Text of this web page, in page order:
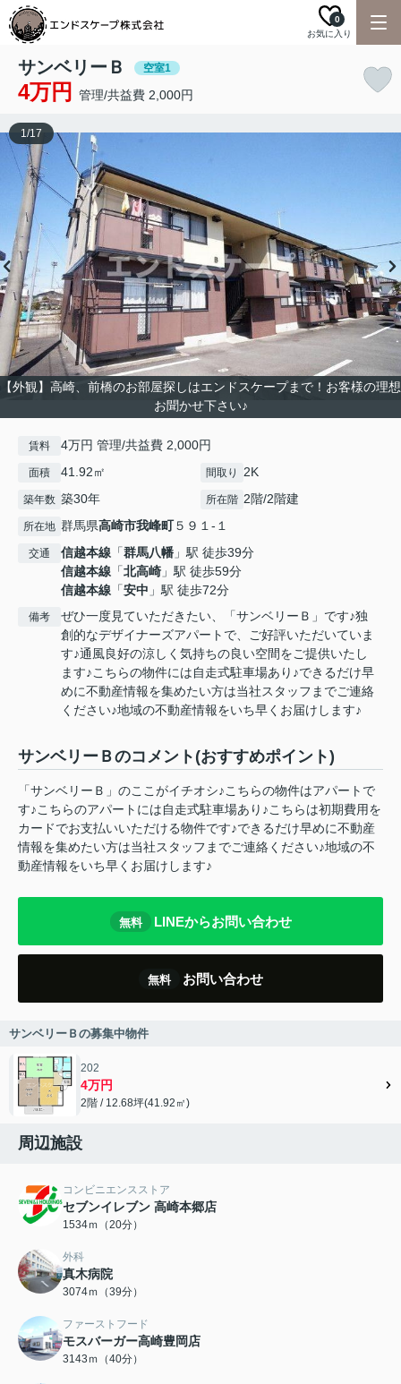
お気に入り
0
サンベリーＢ 空室1
4万円 管理/共益費 2,000円
【外観】高崎、前橋のお部屋探しはエンドスケープまで！お客様の理想
お聞かせ下さい♪
1/17
賃料 4万円 管理/共益費 2,000円
面積 41.92㎡ 間取り 2K
築年数 築30年 所在階 2階/2階建
所在地 群馬県高崎市我峰町５９１-１
交通 信越本線 「群馬八幡 」駅 徒歩39分
信越本線 「北高崎 」駅 徒歩59分
信越本線 「安中 」駅 徒歩72分
備考
ぜひ一度見ていただきたい、「サンベリーＢ」です♪独
創的なデザイナーズアパートで、ご好評いただいていま
す♪通風良好の涼しく気持ちの良い空間をご提供いたし
ます♪こちらの物件には自走式駐車場あり♪できるだけ早
めに不動産情報を集めたい方は当社スタッフまでご連絡
ください♪地域の不動産情報をいち早くお届けします♪
サンベリーＢのコメント(おすすめポイント)
「サンベリーＢ」のここがイチオシ♪こちらの物件はアパートで
す♪こちらのアパートには自走式駐車場あり♪こちらは初期費用を
カードでお支払いいただける物件です♪できるだけ早めに不動産
情報を集めたい方は当社スタッフまでご連絡ください♪地域の不
動産情報をいち早くお届けします♪
無料 LINEからお問い合わせ
無料 お問い合わせ
サンベリーＢの募集中物件
202
4万円
2階 / 12.68坪(41.92㎡)
周辺施設
コンビニエンスストア
セブンイレブン 高崎本郷店
1534ｍ（20分）
外科
真木病院
3074ｍ（39分）
ファーストフード
モスバーガー高崎豊岡店
3143ｍ（40分）